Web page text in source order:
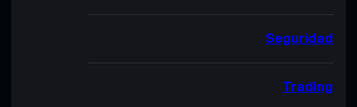
Seguridad
Trading